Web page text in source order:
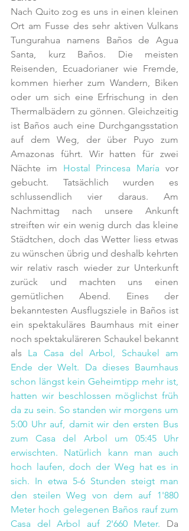
Nach Quito zog es uns in einen kleinen
Ort am Fusse des sehr aktiven Vulkans
Tungurahua namens Baños de Agua
Santa, kurz Baños. Die meisten
Reisenden, Ecuadorianer wie Fremde,
kommen hierher zum Wandern, Biken
oder um sich eine Erfrischung in den
Thermalbädern zu gönnen. Gleichzeitig
ist Baños auch eine Durchgangsstation
auf dem Weg, der über Puyo zum
Amazonas führt. Wir hatten für zwei
Nächte im Hostal Princesa María vor
gebucht. Tatsächlich wurden es
schlussendlich vier daraus. Am
Nachmittag nach unsere Ankunft
streiften wir ein wenig durch das kleine
Städtchen, doch das Wetter liess etwas
zu wünschen übrig und deshalb kehrten
wir relativ rasch wieder zur Unterkunft
zurück und machten uns einen
gemütlichen Abend. Eines der
bekanntesten Ausflugsziele in Baños ist
ein spektakuläres Baumhaus mit einer
noch spektakuläreren Schaukel bekannt
als La Casa del Arbol, Schaukel am
Ende der Welt. Da dieses Baumhaus
schon längst kein Geheimtipp mehr ist,
hatten wir beschlossen möglichst früh
da zu sein. So standen wir morgens um
5:00 Uhr auf, damit wir den ersten Bus
zum Casa del Arbol um 05:45 Uhr
erwischten. Natürlich kann man auch
hoch laufen, doch der Weg hat es in
sich. In etwa 5-6 Stunden steigt man
den steilen Weg von dem auf 1'880
Meter hoch gelegenen Baños rauf zum
Casa del Arbol auf 2'660 Meter. Da